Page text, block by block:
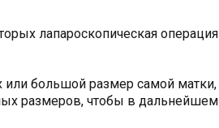
лапароскопическая операция
или большой размер самой матки,
размеров, чтобы в дальнейшем